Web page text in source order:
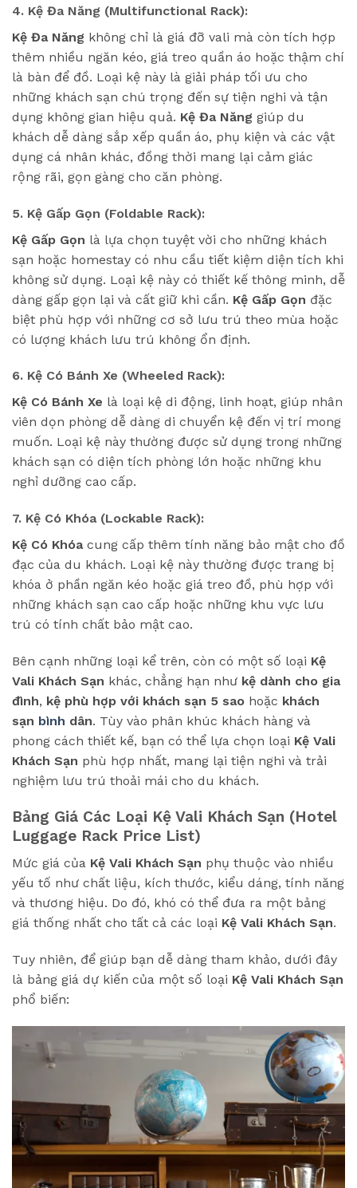
4. Kệ Đa Năng (Multifunctional Rack):
Kệ Đa Năng không chỉ là giá đỡ vali mà còn tích hợp
thêm nhiều ngăn kéo, giá treo quần áo hoặc thậm chí
là bàn để đồ. Loại kệ này là giải pháp tối ưu cho
những khách sạn chú trọng đến sự tiện nghi và tận
dụng không gian hiệu quả. Kệ Đa Năng giúp du
khách dễ dàng sắp xếp quần áo, phụ kiện và các vật
dụng cá nhân khác, đồng thời mang lại cảm giác
rộng rãi, gọn gàng cho căn phòng.
5. Kệ Gấp Gọn (Foldable Rack):
Kệ Gấp Gọn là lựa chọn tuyệt vời cho những khách
sạn hoặc homestay có nhu cầu tiết kiệm diện tích khi
không sử dụng. Loại kệ này có thiết kế thông minh, dễ
dàng gấp gọn lại và cất giữ khi cần. Kệ Gấp Gọn đặc
biệt phù hợp với những cơ sở lưu trú theo mùa hoặc
có lượng khách lưu trú không ổn định.
6. Kệ Có Bánh Xe (Wheeled Rack):
Kệ Có Bánh Xe là loại kệ di động, linh hoạt, giúp nhân
viên dọn phòng dễ dàng di chuyển kệ đến vị trí mong
muốn. Loại kệ này thường được sử dụng trong những
khách sạn có diện tích phòng lớn hoặc những khu
nghỉ dưỡng cao cấp.
7. Kệ Có Khóa (Lockable Rack):
Kệ Có Khóacung cấp thêm tính năng bảo mật cho đồ
đạc của du khách. Loại kệ này thường được trang bị
khóa ở phần ngăn kéo hoặc giá treo đồ, phù hợp với
những khách sạn cao cấp hoặc những khu vực lưu
trú có tính chất bảo mật cao.
Bên cạnh những loại kể trên, còn có một số loại Kệ
Vali Khách Sạn khác, chẳng hạn như kệ dành cho gia
đình, kệ phù hợp với khách sạn 5 sao hoặc khách
sạn bình dân. Tùy vào phân khúc khách hàng và
phong cách thiết kế, bạn có thể lựa chọn loại Kệ Vali
Khách Sạn phù hợp nhất, mang lại tiện nghi và trải
nghiệm lưu trú thoải mái cho du khách.
Bảng Giá Các Loại Kệ Vali Khách Sạn (Hotel
Luggage Rack Price List)
Mức giá của Kệ Vali Khách Sạn phụ thuộc vào nhiều
yếu tố như chất liệu, kích thước, kiểu dáng, tính năng
và thương hiệu. Do đó, khó có thể đưa ra một bảng
giá thống nhất cho tất cả các loại Kệ Vali Khách Sạn.
Tuy nhiên, để giúp bạn dễ dàng tham khảo, dưới đây
là bảng giá dự kiến của một số loại Kệ Vali Khách Sạn
phổ biến: